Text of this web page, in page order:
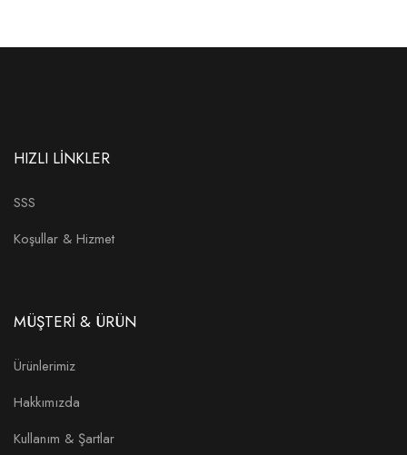
HIZLI LİNKLER
SSS
Koşullar & Hizmet
MÜŞTERİ & ÜRÜN
Ürünlerimiz
Hakkımızda
Kullanım & Şartlar